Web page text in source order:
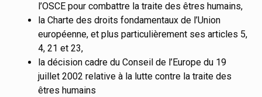
l’OSCE pour combattre la traite des êtres humains,
la Charte des droits fondamentaux de l’Union
européenne, et plus particulièrement ses articles 5,
4, 21 et 23,
la décision cadre du Conseil de l’Europe du 19
juillet 2002 relative à la lutte contre la traite des
êtres humains